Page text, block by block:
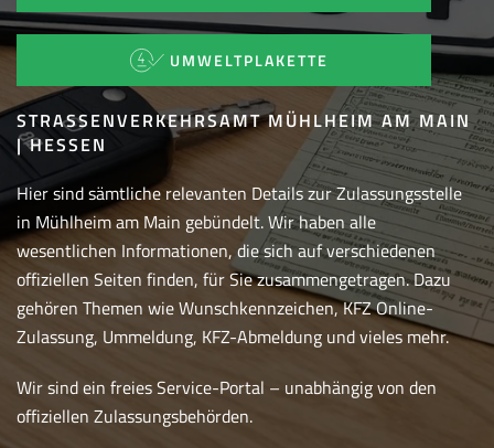
UMWELTPLAKETTE
STRASSENVERKEHRSAMT MÜHLHEIM AM MAIN |
HESSEN
Hier sind sämtliche relevanten Details zur Zulassungsstelle
in Mühlheim am Main gebündelt. Wir haben alle
wesentlichen Informationen, die sich auf verschiedenen
offiziellen Seiten finden, für Sie zusammengetragen. Dazu
gehören Themen wie Wunschkennzeichen, KFZ Online-
Zulassung, Ummeldung, KFZ-Abmeldung und vieles mehr.
Wir sind ein freies Service-Portal – unabhängig von den
offiziellen Zulassungsbehörden.